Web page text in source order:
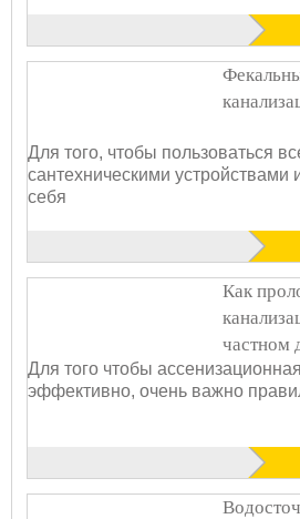
Для того, чтобы пользоваться
сантехническими устройствами
себя
Как
частном
Для того чтобы
эффективно, очень важно